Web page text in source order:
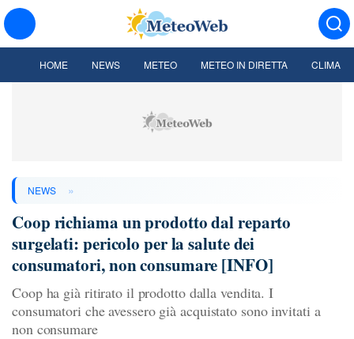
HOME NEWS METEO METEO IN DIRETTA CLIMA
NEWS »
Coop richiama un prodotto dal reparto
surgelati: pericolo per la salute dei
consumatori, non consumare [INFO]
Coop ha già ritirato il prodotto dalla vendita. I
consumatori che avessero già acquistato sono invitati a
non consumare